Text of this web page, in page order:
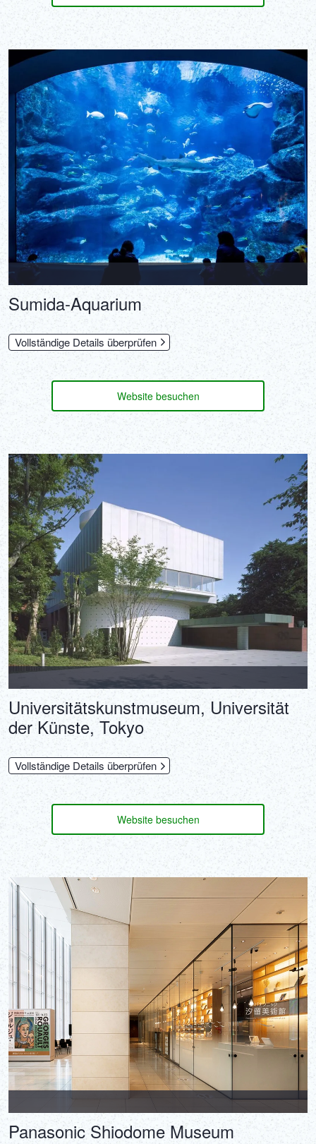
Sumida-Aquarium
Vollständige Details überprüfen
Website besuchen
Universitätskunstmuseum, Universität
der Künste, Tokyo
Vollständige Details überprüfen
Website besuchen
Panasonic Shiodome Museum